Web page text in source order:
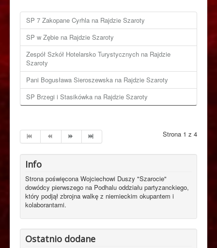
SP 7 Zakopane Cyrhla na Rajdzie Szaroty
SP w Zębie na Rajdzie Szaroty
Zespół Szkół Hotelarsko Turystycznych na Rajdzie
Szaroty
Pani Bogusława Sieroszewska na Rajdzie Szaroty
SP Brzegi i Stasikówka na Rajdzie Szaroty
Strona 1 z 4
Info
Strona poświęcona Wojciechowi Duszy "Szarocie"
dowódcy pierwszego na Podhalu oddziału partyzanckiego,
który podjął zbrojna walkę z niemieckim okupantem i
kolaborantami.
Ostatnio dodane